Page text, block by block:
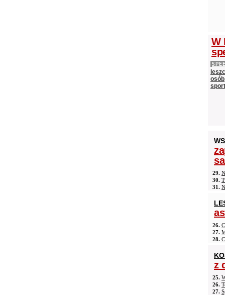
W
29.
30.
31.
26.
27.
28.
z
25.
26.
27.